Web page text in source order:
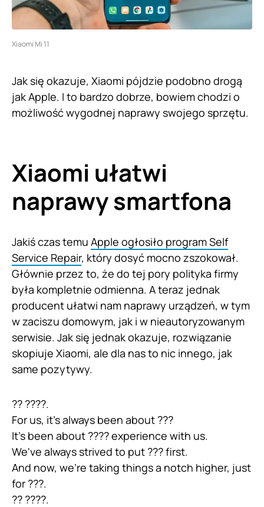
Xiaomi Mi 11
Jak się okazuje, Xiaomi pójdzie podobno drogą
jak Apple. I to bardzo dobrze, bowiem chodzi o
możliwość wygodnej naprawy swojego sprzętu.
Xiaomi ułatwi
naprawy smartfona
Jakiś czas temu Apple ogłosiło program Self
Service Repair, który dosyć mocno zszokował.
Głównie przez to, że do tej pory polityka firmy
była kompletnie odmienna. A teraz jednak
producent ułatwi nam naprawy urządzeń, w tym
w zaciszu domowym, jak i w nieautoryzowanym
serwisie. Jak się jednak okazuje, rozwiązanie
skopiuje Xiaomi, ale dla nas to nic innego, jak
same pozytywy.
?? ????.
For us, it's always been about ???
It's been about ???? experience with us.
We've always strived to put ??? first.
And now, we're taking things a notch higher, just
for ???.
?? ????.